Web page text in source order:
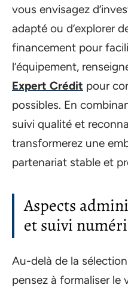
vous envisagez
adapté ou d’explorer
financement pour
l’équipement,
Expert Crédit pour
possibles. En
suivi qualité et
transformerez une
partenariat stable et
Aspects
et suivi
Au-delà de la
pensez à formaliser